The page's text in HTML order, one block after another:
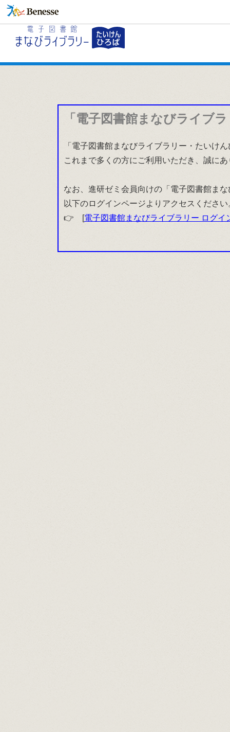
「電子図書館まなびライブ
「電子図書館まなびライブラリー・たいけ
これまで多くの方にご利用いただき、誠に
なお、進研ゼミ会員向けの「電子図書館ま
以下のログインページよりアクセスください
👉 [電子図書館まなびライブラリー ログイ